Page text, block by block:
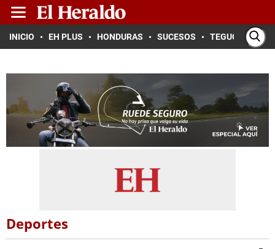
INICIO EH PLUS HONDURAS SUCESOS TEGUCIGALPA
Deportes